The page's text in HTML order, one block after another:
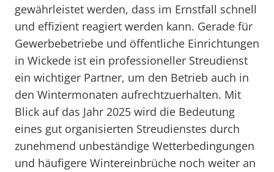
gewährleistet werden, dass im Ernstfall schnell
und effizient reagiert werden kann. Gerade für
Gewerbebetriebe und öffentliche Einrichtungen
in Wickede ist ein professioneller Streudienst
ein wichtiger Partner, um den Betrieb auch in
den Wintermonaten aufrechtzuerhalten. Mit
Blick auf das Jahr 2025 wird die Bedeutung
eines gut organisierten Streudienstes durch
zunehmend unbeständige Wetterbedingungen
und häufigere Wintereinbrüche noch weiter an